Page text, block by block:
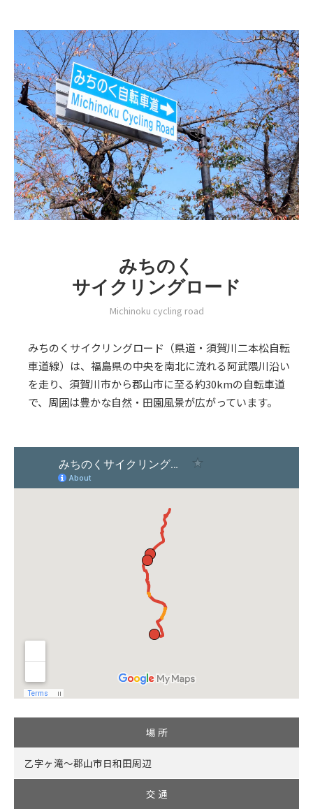
みちのく
サイクリングロード
Michinoku cycling road
みちのくサイクリングロード（県道・須賀川二本松自転
車道線）は、福島県の中央を南北に流れる阿武隈川沿い
を走り、須賀川市から郡山市に至る約30kmの自転車道
で、周囲は豊かな自然・田園風景が広がっています。
場 所
乙字ヶ滝～郡山市日和田周辺
交 通